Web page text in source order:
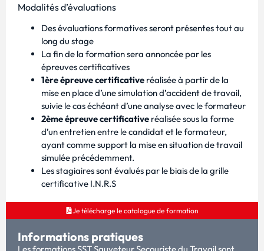
Modalités d’évaluations
Des évaluations formatives seront présentes tout au
long du stage
La fin de la formation sera annoncée par les
épreuves certificatives
1ère épreuve certificative réalisée à partir de la
mise en place d’une simulation d’accident de travail,
suivie le cas échéant d’une analyse avec le formateur
2ème épreuve certificative réalisée sous la forme
d’un entretien entre le candidat et le formateur,
ayant comme support la mise en situation de travail
simulée précédemment.
Les stagiaires sont évalués par le biais de la grille
certificative I.N.R.S
Je télécharge le catalogue de formation
Informations pratiques